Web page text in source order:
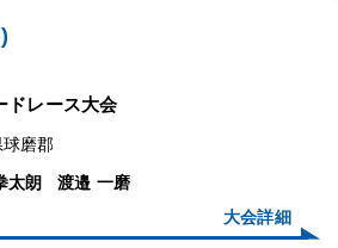
2012
2011
ドレース大会
磨郡
太朗
渡邉 一磨
大会詳細